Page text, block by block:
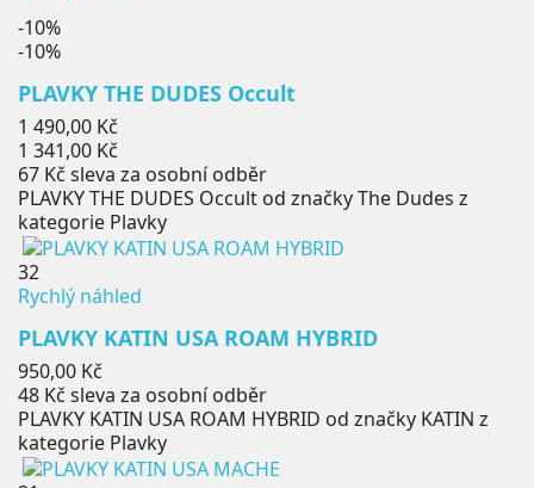
-10%
-10%
PLAVKY THE DUDES Occult
Běžná
cena
1 490,00 Kč
Cena
1 341,00 Kč
67 Kč sleva za osobní odběr
PLAVKY THE DUDES Occult od značky The Dudes z
kategorie Plavky
32
Rychlý náhled
PLAVKY KATIN USA ROAM HYBRID
Cena
950,00 Kč
48 Kč sleva za osobní odběr
PLAVKY KATIN USA ROAM HYBRID od značky KATIN z
kategorie Plavky